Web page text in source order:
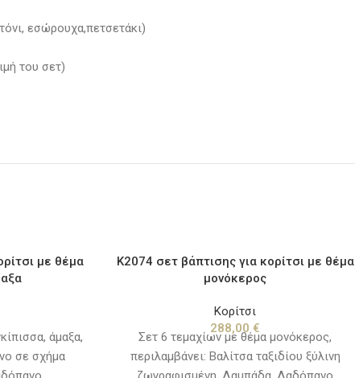
εσώρουχα,πετσετάκι)
του σετ)
με θέμα
άμαξα,
σε σχήμα
Κ2074 σετ βάπτισης για κορίτσι με θέμα
μονόκερος
Κορίτσι
288,00 €
Σετ 6 τεμαχίων με θέμα μονόκερος,
περιλαμβάνει: Βαλίτσα ταξιδίου ξύλινη